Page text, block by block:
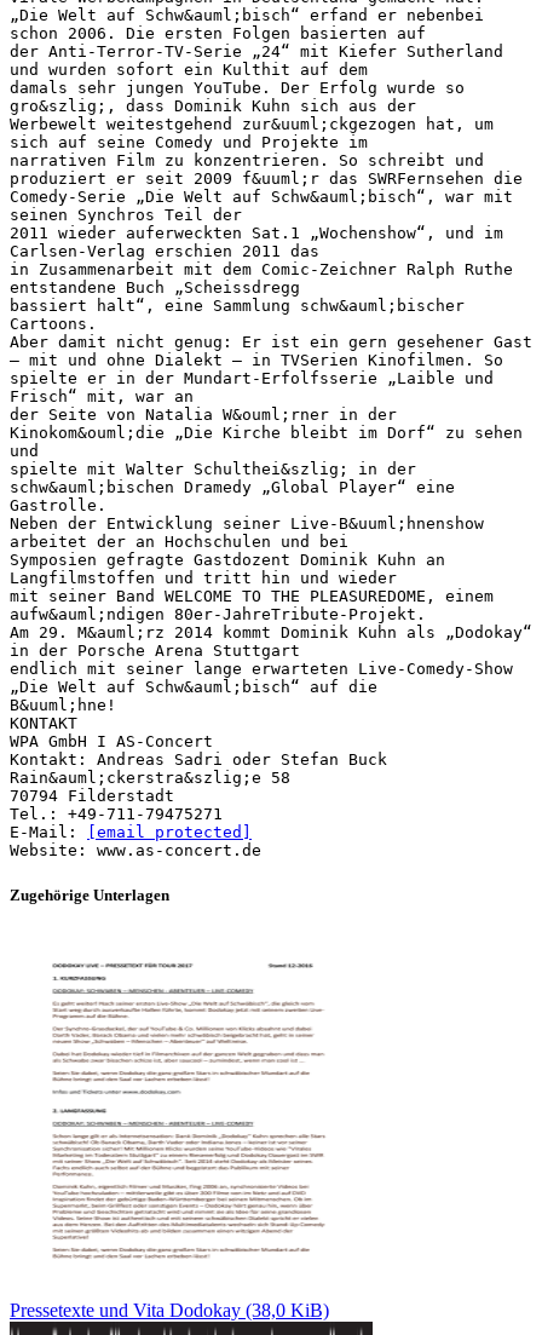
„Die Welt auf Schw&auml;bisch“ erfand er nebenbei
schon 2006. Die ersten Folgen basierten auf
der Anti-Terror-TV-Serie „24“ mit Kiefer Sutherland
und wurden sofort ein Kulthit auf dem
damals sehr jungen YouTube. Der Erfolg wurde so
gro&szlig;, dass Dominik Kuhn sich aus der
Werbewelt weitestgehend zur&uuml;ckgezogen hat, um
sich auf seine Comedy und Projekte im
narrativen Film zu konzentrieren. So schreibt und
produziert er seit 2009 f&uuml;r das SWRFernsehen die
Comedy-Serie „Die Welt auf Schw&auml;bisch“, war mit
seinen Synchros Teil der
2011 wieder auferweckten Sat.1 „Wochenshow“, und im
Carlsen-Verlag erschien 2011 das
in Zusammenarbeit mit dem Comic-Zeichner Ralph Ruthe
entstandene Buch „Scheissdregg
bassiert halt“, eine Sammlung schw&auml;bischer
Cartoons.
Aber damit nicht genug: Er ist ein gern gesehener Gast
– mit und ohne Dialekt – in TVSerien Kinofilmen. So
spielte er in der Mundart-Erfolfsserie „Laible und
Frisch“ mit, war an
der Seite von Natalia W&ouml;rner in der
Kinokom&ouml;die „Die Kirche bleibt im Dorf“ zu sehen
und
spielte mit Walter Schulthei&szlig; in der
schw&auml;bischen Dramedy „Global Player“ eine
Gastrolle.
Neben der Entwicklung seiner Live-B&uuml;hnenshow
arbeitet der an Hochschulen und bei
Symposien gefragte Gastdozent Dominik Kuhn an
Langfilmstoffen und tritt hin und wieder
mit seiner Band WELCOME TO THE PLEASUREDOME, einem
aufw&auml;ndigen 80er-JahreTribute-Projekt.
Am 29. M&auml;rz 2014 kommt Dominik Kuhn als „Dodokay“
in der Porsche Arena Stuttgart
endlich mit seiner lange erwarteten Live-Comedy-Show
„Die Welt auf Schw&auml;bisch“ auf die
B&uuml;hne!
KONTAKT
WPA GmbH I AS-Concert
Kontakt: Andreas Sadri oder Stefan Buck
Rain&auml;ckerstra&szlig;e 58
70794 Filderstadt
Tel.: +49-711-79475271
E-Mail:
[email protected]
Zugehörige Unterlagen
Pressetexte und Vita Dodokay (38,0 KiB)